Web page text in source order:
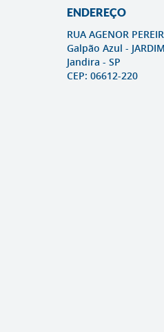
ENDEREÇO
RUA AGENOR
Galpão Azul -
Jandira - SP
CEP: 06612-220